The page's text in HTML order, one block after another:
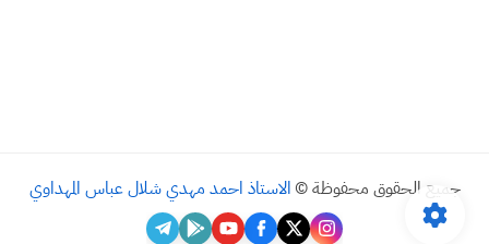
جميع الحقوق محفوظة © الاستاذ احمد مهدي شلال عباس المهداوي